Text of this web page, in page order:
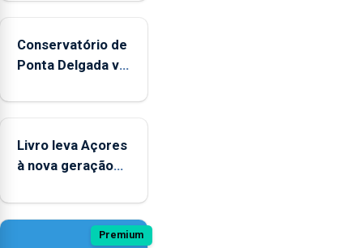
Conservatório de
Ponta Delgada vai
novos
Livro leva Açores
à nova geração
Premium